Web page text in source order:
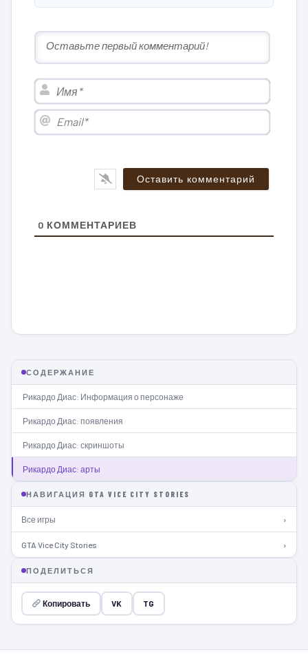
Имя*
Email*
0 КОММЕНТАРИЕВ
СОДЕРЖАНИЕ
Рикардо Диас: Информация о персонаже
Рикардо Диас: появления
Рикардо Диас: скриншоты
Рикардо Диас: арты
НАВИГАЦИЯ GTA VICE CITY STORIES
Все игры ›
GTA Vice City Stories ›
ПОДЕЛИТЬСЯ
Копировать VK TG